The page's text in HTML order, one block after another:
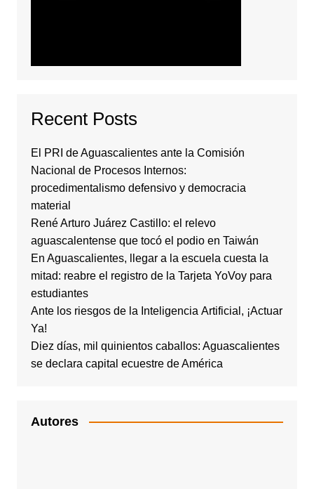
Recent Posts
El PRI de Aguascalientes ante la Comisión
Nacional de Procesos Internos:
procedimentalismo defensivo y democracia
material
René Arturo Juárez Castillo: el relevo
aguascalentense que tocó el podio en Taiwán
En Aguascalientes, llegar a la escuela cuesta la
mitad: reabre el registro de la Tarjeta YoVoy para
estudiantes
Ante los riesgos de la Inteligencia Artificial, ¡Actuar
Ya!
Diez días, mil quinientos caballos: Aguascalientes
se declara capital ecuestre de América
Autores